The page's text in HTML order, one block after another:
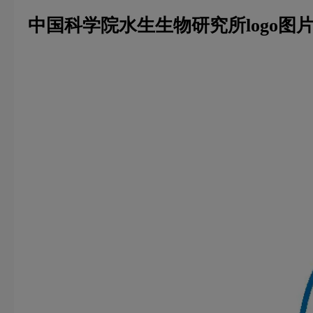
中国科学院水生生物研究所logo图